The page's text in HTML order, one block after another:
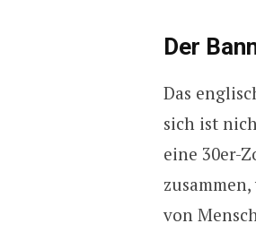
Der
Das
sich ist
eine 30er-
von